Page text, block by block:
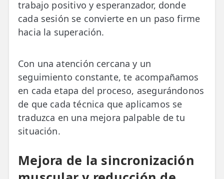
trabajo positivo y esperanzador, donde
cada sesión se convierte en un paso firme
hacia la superación.
Con una atención cercana y un
seguimiento constante, te acompañamos
en cada etapa del proceso, asegurándonos
de que cada técnica que aplicamos se
traduzca en una mejora palpable de tu
situación.
Mejora de la sincronización